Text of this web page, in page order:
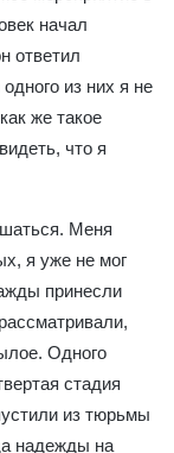
начал
ответил
из них я не
же такое
что я
Меня
я уже не мог
принесли
Одного
стадия
из тюрьмы
надежды на